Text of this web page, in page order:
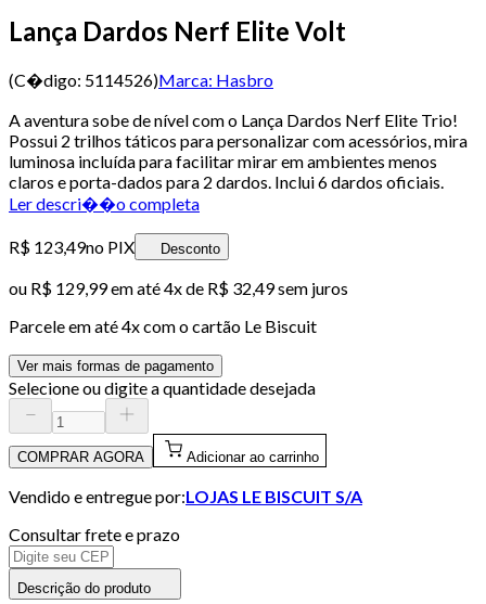
Lança Dardos Nerf Elite Volt
(C�digo: 5114526)Marca: Hasbro
A aventura sobe de nível com o Lança Dardos Nerf Elite Trio!
Possui 2 trilhos táticos para personalizar com acessórios, mira
luminosa incluída para facilitar mirar em ambientes menos
claros e porta-dados para 2 dardos. Inclui 6 dardos oficiais.
Ler descri��o completa
R$ 123,49no PIX Desconto
ou R$ 129,99em até4x de R$ 32,49 sem juros
Parcele em até4x com o cartão Le Biscuit
Ver mais formas de pagamento
Selecione ou digite a quantidade desejada
COMPRAR AGORA Adicionar ao carrinho
Vendido e entregue por:LOJAS LE BISCUIT S/A
Consultar frete e prazo
Descrição do produto